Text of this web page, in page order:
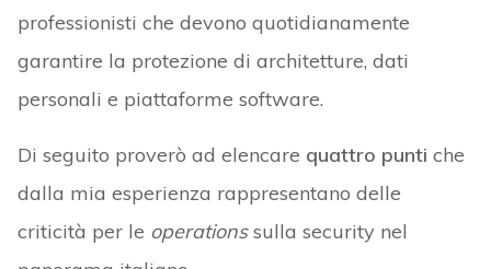
professionisti che devono quotidianamente
garantire la protezione di architetture, dati
personali e piattaforme software.
Di seguito proverò ad elencare quattro punti che
dalla mia esperienza rappresentano delle
criticità per le operationssulla security nel